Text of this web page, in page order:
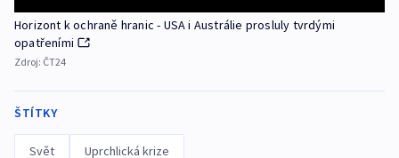
Horizont k ochraně hranic - USA i Austrálie prosluly tvrdými
opatřeními
Zdroj: ČT24
ŠTÍTKY
Svět Uprchlická krize